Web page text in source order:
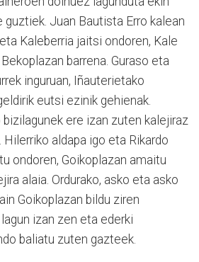
Juan Bautista Erro kalean
Kaleberria jaitsi ondoren, Kale
barrena. Guraso eta
inguruan, Iñauterietako
eutsi ezinik gehienak.
ere izan zuten kalejiraz
aldapa igo eta Rikardo
ondoren, Goikoplazan amaitu
alaia. Ordurako, asko eta asko
Goikoplazan bildu ziren
izan zen eta ederki
baliatu zuten gazteek.